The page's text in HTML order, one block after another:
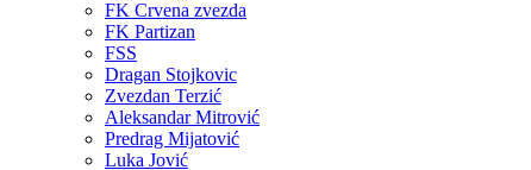
FK Crvena zvezda
FK Partizan
FSS
Dragan Stojkovic
Zvezdan Terzić
Aleksandar Mitrović
Predrag Mijatović
Luka Jović